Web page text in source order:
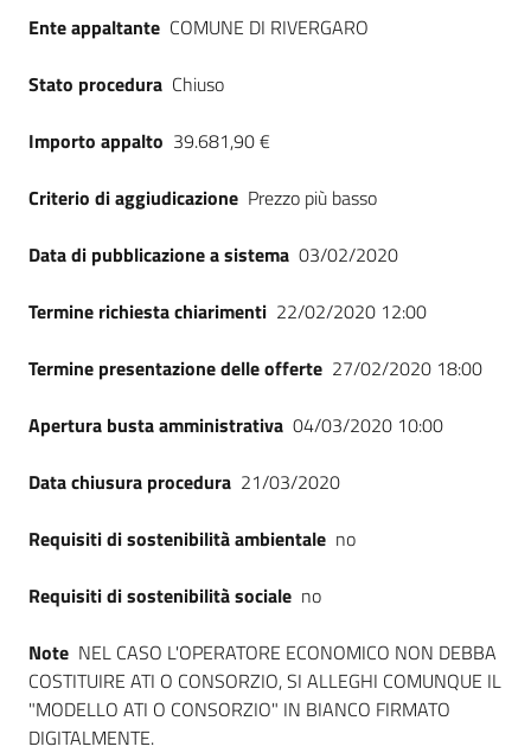
English
site
su
Ente appaltante COMUNE DI RIVERGARO
Stato procedura Chiuso
Importo appalto 39.681,90 €
Criterio di aggiudicazione Prezzo più basso
Data di pubblicazione a sistema 03/02/2020
Termine richiesta chiarimenti 22/02/2020 12:00
Termine presentazione delle offerte 27/02/2020 18:00
Apertura busta amministrativa 04/03/2020 10:00
Data chiusura procedura 21/03/2020
Requisiti di sostenibilità ambientale no
Requisiti di sostenibilità sociale no
Note NEL CASO L'OPERATORE ECONOMICO NON DEBBA
COSTITUIRE ATI O CONSORZIO, SI ALLEGHI COMUNQUE IL
"MODELLO ATI O CONSORZIO" IN BIANCO FIRMATO
DIGITALMENTE.